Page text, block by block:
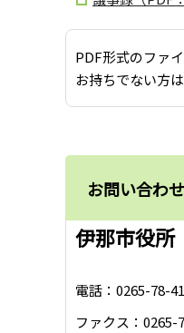
PDF形式のファ
お持ちでない方
お問い合わせ
伊那市役
電話：0265-78-
ファクス：0265-